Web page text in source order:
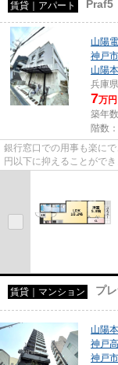
賃貸｜アパート Praf5
山陽
神戸
山陽
兵庫県
7万円
築年
階数
銀行窓口での用事も楽に
円以下に抑えることがで
賃貸｜マンション プ
山陽
神戸
神戸